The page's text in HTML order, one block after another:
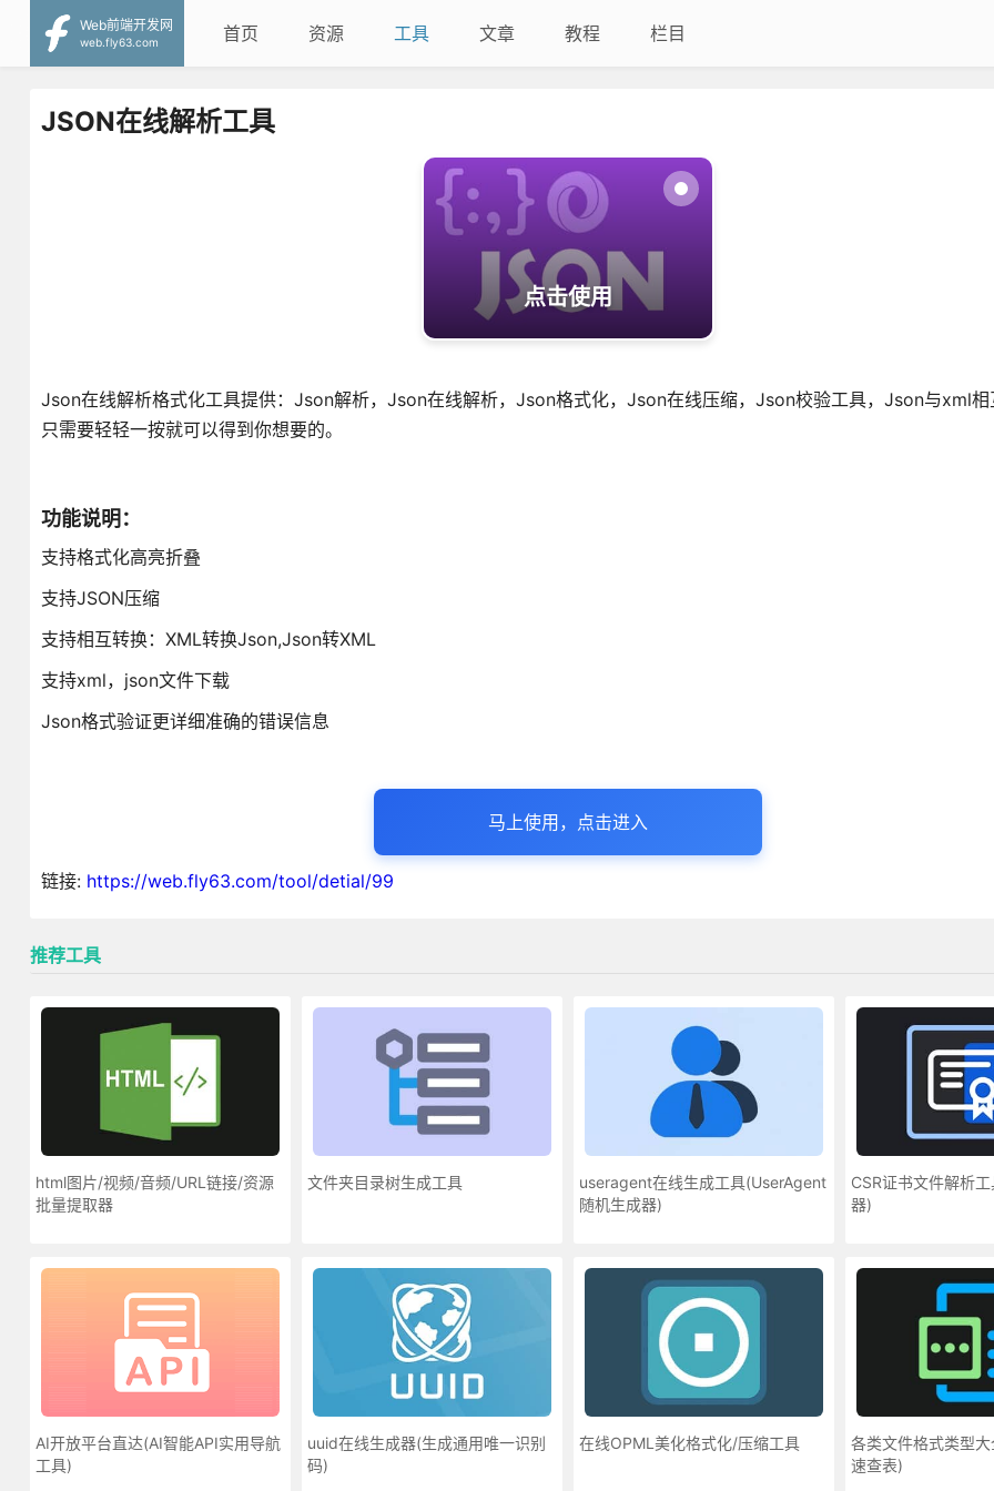
Web前端开发网
web.fly63.com
首页 资源 工具 文章 教程 栏目
JSON在线解析工具
点击使用
Json在线解析格式化工具提供：Json解析，Json在线解析，Json格式化，Json在线压缩，Json校验工具，Json与xml相
只需要轻轻一按就可以得到你想要的。
功能说明：
支持格式化高亮折叠
支持JSON压缩
支持相互转换：XML转换Json,Json转XML
支持xml，json文件下载
Json格式验证更详细准确的错误信息
马上使用，点击进入
链接: https://web.fly63.com/tool/detial/99
推荐工具
html图片/视频/音频/URL链接/资源
批量提取器
文件夹目录树生成工具
useragent在线生成工具(UserAgent
随机生成器)
CSR证书文件解析
器)
AI开放平台直达(AI智能API实用导航
工具)
uuid在线生成器(生成通用唯一识别
码)
在线OPML美化格式化/压缩工具
各类文件格式类型
速查表)